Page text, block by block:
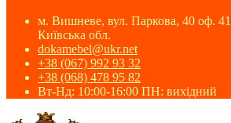
м. Вишневе, вул. Паркова, 40 оф.
Київська обл.
dokamebel@ukr.net
+38 (067) 992 93 32
+38 (068) 478 95 82
Вт-Нд: 10:00-16:00 ПН: вихідний